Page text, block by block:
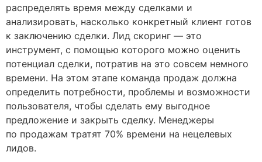
распределять время между сделками и
анализировать, насколько конкретный клиент готов
к заключению сделки. Лид скоринг — это
инструмент, с помощью которого можно оценить
потенциал сделки, потратив на это совсем немного
времени. На этом этапе команда продаж должна
определить потребности, проблемы и возможности
пользователя, чтобы сделать ему выгодное
предложение и закрыть сделку. Менеджеры
по продажам тратят 70% времени на нецелевых
лидов.